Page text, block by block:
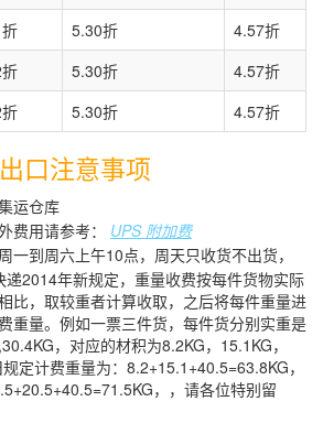
5.30折
4.57折
5.30折
4.57折
5.30折 4.57折
口注意事项
运仓库
费用请参考： UPS 附加费
一到周六上午10点，周天只收货不出货，
递2014年新规定，重量收费按每件货物实际
比，取较重者计算收取，之后将每件重量进
重量。例如一票三件货，每件货分别实重是
，对应的材积为8.2KG，15.1KG，
定计费重量为：8.2+15.1+40.5=63.8KG，
，，请各位特别留